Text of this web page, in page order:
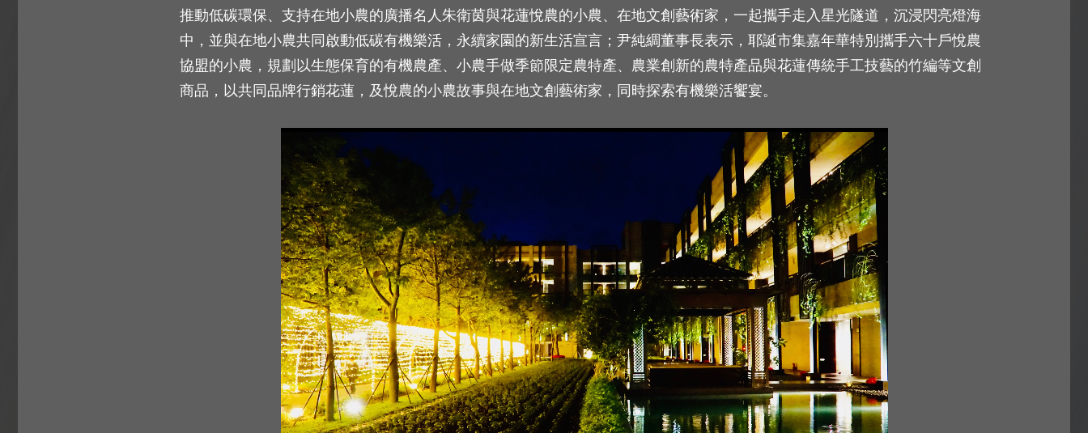
推動低碳環保、支持在地小農的廣播名人朱衛茵與花蓮悅農的小農、在地文創藝術家，一起攜手走入星光隧道，沉浸閃亮燈海
中，並與在地小農共同啟動低碳有機樂活，永續家園的新生活宣言；尹純綢董事長表示，耶誕市集嘉年華特別攜手六十戶悅農
協盟的小農，規劃以生態保育的有機農產、小農手做季節限定農特產、農業創新的農特產品與花蓮傳統手工技藝的竹編等文創
商品，以共同品牌行銷花蓮，及悅農的小農故事與在地文創藝術家，同時探索有機樂活饗宴。